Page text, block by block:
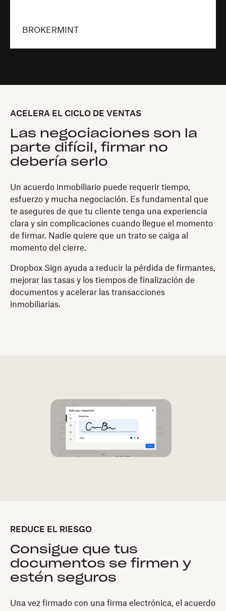
BROKERMINT
ACELERA EL CICLO DE VENTAS
Las negociaciones son la
parte difícil, firmar no
debería serlo
Un acuerdo inmobiliario puede requerir tiempo,
esfuerzo y mucha negociación. Es fundamental que
te asegures de que tu cliente tenga una experiencia
clara y sin complicaciones cuando llegue el momento
de firmar. Nadie quiere que un trato se caiga al
momento del cierre.
Dropbox Sign ayuda a reducir la pérdida de firmantes,
mejorar las tasas y los tiempos de finalización de
documentos y acelerar las transacciones
inmobiliarias.
REDUCE EL RIESGO
Consigue que tus
documentos se firmen y
estén seguros
Una vez firmado con una firma electrónica, el acuerdo